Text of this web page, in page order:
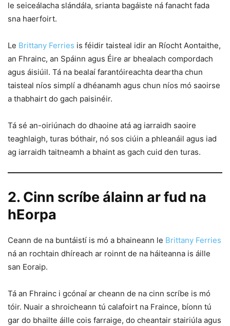
le seiceálacha slándála, srianta bagáiste ná fanacht fada
sna haerfoirt.
Le Brittany Ferries is féidir taisteal idir an Ríocht Aontaithe,
an Fhrainc, an Spáinn agus Éire ar bhealach compordach
agus áisiúil. Tá na bealaí farantóireachta deartha chun
taisteal níos simplí a dhéanamh agus chun níos mó saoirse
a thabhairt do gach paisinéir.
Tá sé an-oiriúnach do dhaoine atá ag iarraidh saoire
teaghlaigh, turas bóthair, nó sos ciúin a phleanáil agus iad
ag iarraidh taitneamh a bhaint as gach cuid den turas.
2. Cinn scríbe álainn ar fud na
hEorpa
Ceann de na buntáistí is mó a bhaineann le Brittany Ferries
ná an rochtain dhíreach ar roinnt de na háiteanna is áille
san Eoraip.
Tá an Fhrainc i gcónaí ar cheann de na cinn scríbe is mó
tóir. Nuair a shroicheann tú calafoirt na Fraince, bíonn tú
gar do bhailte áille cois farraige, do cheantair stairiúla agus